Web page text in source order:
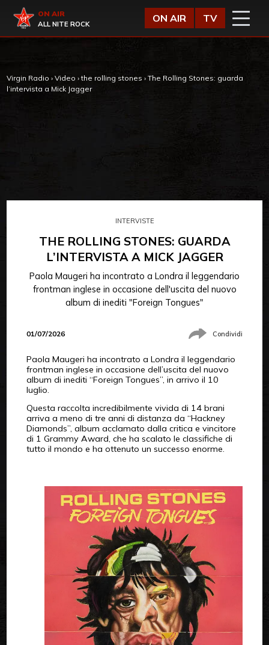
Virgin Radio
ON AIR
ALL NITE ROCK
ON AIR TV
Virgin Radio › Video › the rolling stones › The Rolling Stones: guarda
l’intervista a Mick Jagger
INTERVISTE
THE ROLLING STONES: GUARDA
L’INTERVISTA A MICK JAGGER
Paola Maugeri ha incontrato a Londra il leggendario
frontman inglese in occasione dell'uscita del nuovo
album di inediti "Foreign Tongues"
01/07/2026 Condividi
Paola Maugeri ha incontrato a Londra il leggendario
frontman inglese in occasione dell’uscita del nuovo
album di inediti “Foreign Tongues”, in arrivo il 10
luglio.
Questa raccolta incredibilmente vivida di 14 brani
arriva a meno di tre anni di distanza da “Hackney
Diamonds”, album acclamato dalla critica e vincitore
di 1 Grammy Award, che ha scalato le classifiche di
tutto il mondo e ha ottenuto un successo enorme.